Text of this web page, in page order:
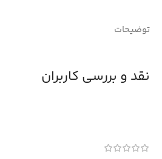
توضیحات
نقد و بررسی کاربران